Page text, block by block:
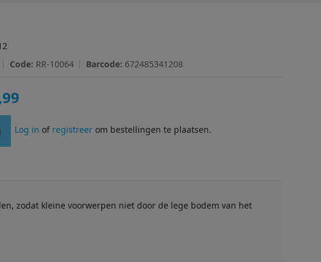
Code: RR-10064 Barcode: 672485341208
Log in of registreer om bestellingen te plaatsen.
zodat kleine voorwerpen niet door de lege bodem van het